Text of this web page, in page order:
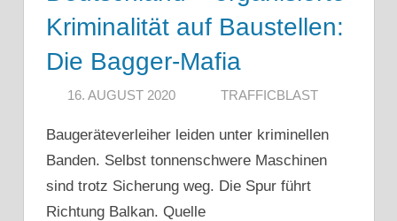
Kriminalität auf Baustellen:
Die Bagger-Mafia
16. AUGUST 2020 TRAFFICBLAST
Baugeräteverleiher leiden unter kriminellen
Banden. Selbst tonnenschwere Maschinen
sind trotz Sicherung weg. Die Spur führt
Richtung Balkan. Quelle